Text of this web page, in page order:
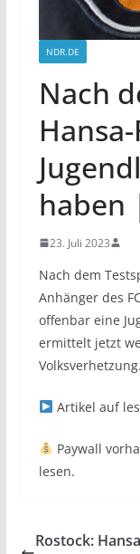
NDR.DE
Nach
haben
23. Juli 2023
Nach dem
Anhänger des
offenbar eine
ermittelt jetzt
Volksverhetzung.
Artikel auf
Paywall
lesen.
Rostock: